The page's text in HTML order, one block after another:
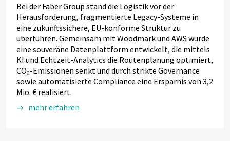
Bei der Faber Group stand die Logistik vor der
Herausforderung, fragmentierte Legacy-Systeme in
eine zukunftssichere, EU-konforme Struktur zu
überführen. Gemeinsam mit Woodmark und AWS wurde
eine souveräne Datenplattform entwickelt, die mittels
KI und Echtzeit-Analytics die Routenplanung optimiert,
CO₂-Emissionen senkt und durch strikte Governance
sowie automatisierte Compliance eine Ersparnis von 3,2
Mio. € realisiert.
mehr erfahren